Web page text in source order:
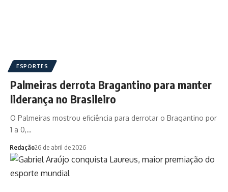
ESPORTES
Palmeiras derrota Bragantino para manter
liderança no Brasileiro
O Palmeiras mostrou eficiência para derrotar o Bragantino por
1 a 0,…
Redação26 de abril de 2026